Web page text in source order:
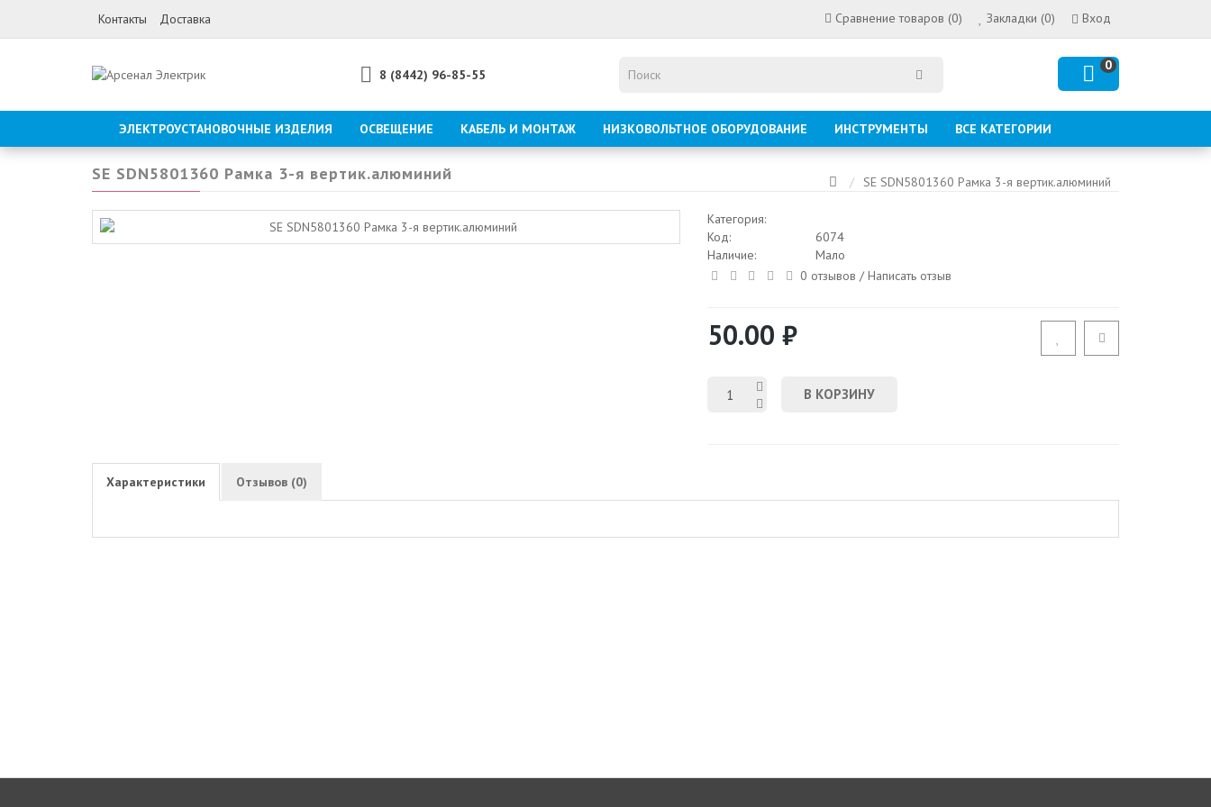
Контакты Доставка Вход
Закладки (0)
Сравнение товаров (0)
8 (8442) 96-85-55
0
ЭЛЕКТРОУСТАНОВОЧНЫЕ ИЗДЕЛИЯ ОСВЕЩЕНИЕ КАБЕЛЬ И МОНТАЖ НИЗКОВОЛЬТНОЕ ОБОРУДОВАНИЕ ИНСТРУМЕНТЫ ВСЕ КАТЕГОРИИ
SE SDN5801360 Рамка 3-я вертик.алюминий
SE SDN5801360 Рамка 3-я вертик.алюминий
Категория:
Код:
6074
Наличие:
Мало
0 отзывов /Написать отзыв
50.00 ₽
В КОРЗИНУ
Характеристики Отзывов (0)